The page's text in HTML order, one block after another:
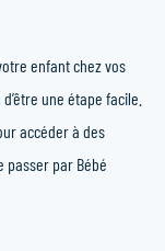
enfant chez vos
une étape facile.
accéder à des
passer par Bébé